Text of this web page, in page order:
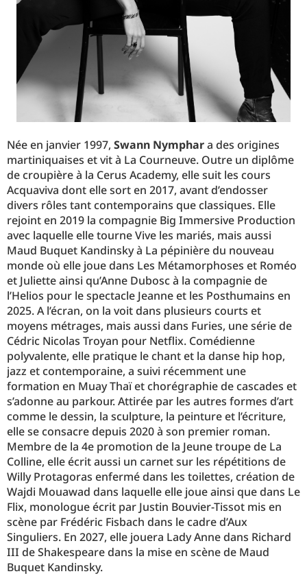
Née en janvier 1997, Swann Nymphara des origines
martiniquaises et vit à La Courneuve. Outre un diplôme
de croupière à la Cerus Academy, elle suit les cours
Acquaviva dont elle sort en 2017, avant d’endosser
divers rôles tant contemporains que classiques. Elle
rejoint en 2019 la compagnie Big Immersive Production
avec laquelle elle tourne Vive les mariés, mais aussi
Maud Buquet Kandinsky à La pépinière du nouveau
monde où elle joue dans Les Métamorphoses et Roméo
et Juliette ainsi qu’Anne Dubosc à la compagnie de
l’Helios pour le spectacle Jeanne et les Posthumains en
2025. A l’écran, on la voit dans plusieurs courts et
moyens métrages, mais aussi dans Furies, une série de
Cédric Nicolas Troyan pour Netflix. Comédienne
polyvalente, elle pratique le chant et la danse hip hop,
jazz et contemporaine, a suivi récemment une
formation en Muay Thaï et chorégraphie de cascades et
s’adonne au parkour. Attirée par les autres formes d’art
comme le dessin, la sculpture, la peinture et l’écriture,
elle se consacre depuis 2020 à son premier roman.
Membre de la 4e promotion de la Jeune troupe de La
Colline, elle écrit aussi un carnet sur les répétitions de
Willy Protagoras enfermé dans les toilettes, création de
Wajdi Mouawad dans laquelle elle joue ainsi que dans Le
Flix, monologue écrit par Justin Bouvier-Tissot mis en
scène par Frédéric Fisbach dans le cadre d’Aux
Singuliers. En 2027, elle jouera Lady Anne dans Richard
III de Shakespeare dans la mise en scène de Maud
Buquet Kandinsky.